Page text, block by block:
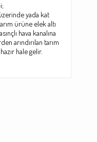
yada kat
ürüne elek altı
hava kanalına
arındırılan tarım
hale gelir.